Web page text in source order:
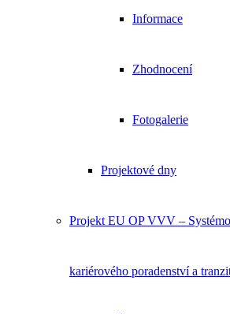
Informace
Zhodnocení
Fotogalerie
Projektové dny
Projekt EU OP VVV –
kariérového poradenství a